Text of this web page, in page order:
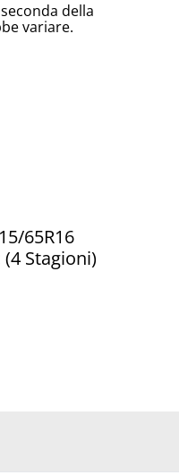
della
variare.
65R16
(4 Stagioni)